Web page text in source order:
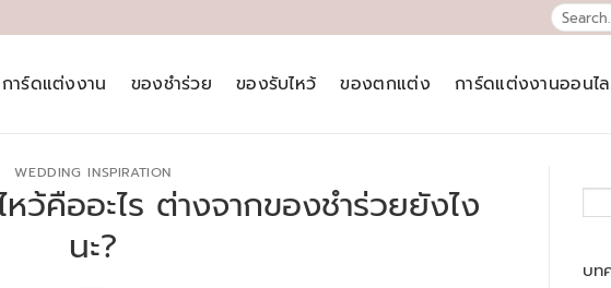
Search
for:
การ์ดแต่งงาน ของชำร่วย ของรับไหว้ ของตกแต่ง การ์ดแต่งงานออนไ
WEDDING INSPIRATION
ว้คืออะไร ต่างจากของชำร่วยยังไง
นะ?
บท